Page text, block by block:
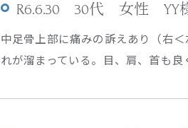
R6.6.30 30代 女性 YY
中足骨上部に痛みの訴えあり（右
れが溜まっている。目、肩、首も